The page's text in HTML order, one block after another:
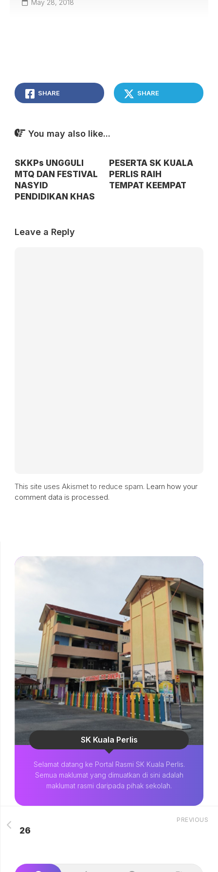
May 28, 2018
SHARE SHARE
You may also like...
SKKPs UNGGULI
MTQ DAN FESTIVAL
NASYID
PENDIDIKAN KHAS
PESERTA SK KUALA
PERLIS RAIH
TEMPAT KEEMPAT
Leave a Reply
This site uses Akismet to reduce spam. Learn how your
comment data is processed.
SK Kuala Perlis
Selamat datang ke Portal Rasmi SK Kuala Perlis.
Semua maklumat yang dimuatkan di sini adalah
maklumat rasmi daripada pihak sekolah.
PREVIOUS
26